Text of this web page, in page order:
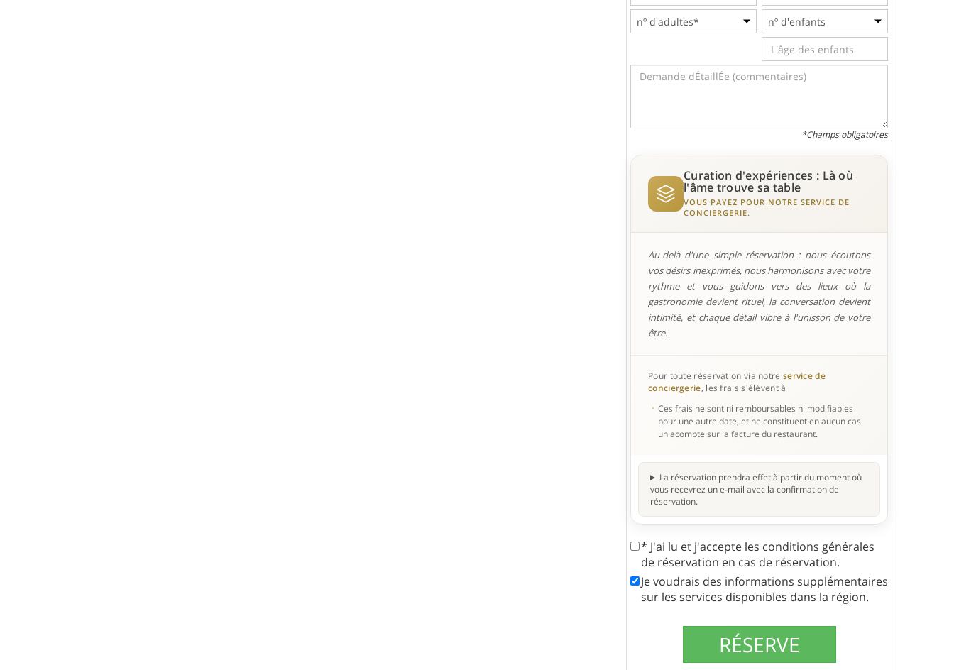
*Champs obligatoires
Curation d'expériences : Là où
l'âme trouve sa table
VOUS PAYEZ POUR NOTRE SERVICE DE
CONCIERGERIE.
Au-delà d'une simple réservation : nous écoutons
vos désirs inexprimés, nous harmonisons avec votre
rythme et vous guidons vers des lieux où la
gastronomie devient rituel, la conversation devient
intimité, et chaque détail vibre à l'unisson de votre
être.
Pour toute réservation via notre service de
conciergerie, les frais s'élèvent à
Ces frais ne sont ni remboursables ni modifiables
pour une autre date, et ne constituent en aucun cas
un acompte sur la facture du restaurant.
La réservation prendra effet à partir du moment où
vous recevrez un e-mail avec la confirmation de
réservation.
* J'ai lu et j'accepte les conditions générales
de réservation en cas de réservation.
Je voudrais des informations supplémentaires
sur les services disponibles dans la région.